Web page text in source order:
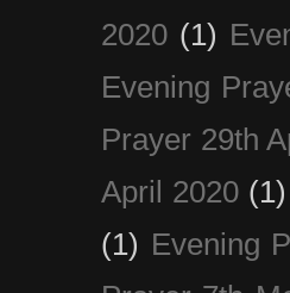
2020 (1)
Evening
Prayer 29th
April 2020 (1)
(1) Evening